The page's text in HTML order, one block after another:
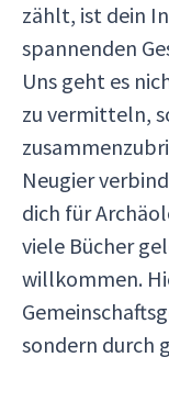
zählt, ist dein
spannenden
Uns geht es
zu vermitteln,
Neugier
dich für
viele Bücher
willkommen.
sondern durch